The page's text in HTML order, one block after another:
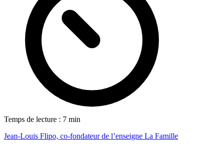
Temps de lecture : 7 min
Jean-Louis Flipo, co-fondateur de l’enseigne La Famille